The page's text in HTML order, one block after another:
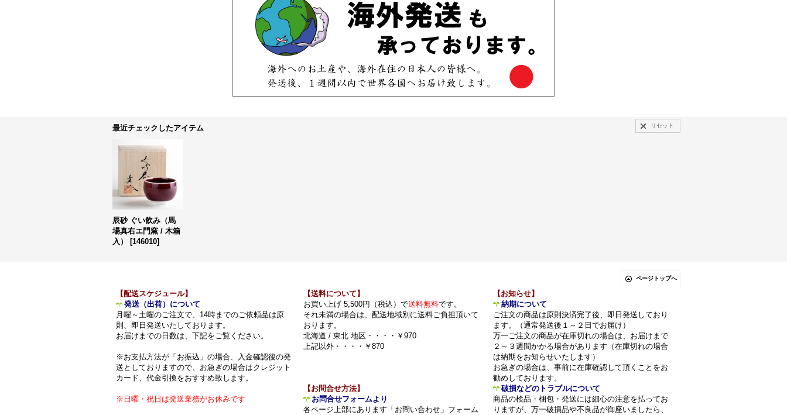
最近チェックしたアイテム リセット
辰砂 ぐい飲み（馬
場真右エ門窯 / 木箱
入）
[146010]
ページトップへ
【配送スケジュール】
発送（出荷）について
月曜～土曜のご注文で、14時までのご依頼品は原
則、即日発送いたしております。
お届けまでの日数は、下記をご覧ください。
※お支払方法が「お振込」の場合、入金確認後の発
送としておりますので、お急ぎの場合はクレジット
カード、代金引換をおすすめ致します。
※日曜・祝日は発送業務がお休みです
【送料について】
お買い上げ 5,500円（税込）で送料無料です。
それ未満の場合は、配送地域別に送料ご負担頂いて
おります。
北海道 / 東北 地区・・・・￥970
上記以外・・・・￥870
【お問合せ方法】
お問合せフォームより
各ページ上部にあります「お問い合わせ」フォーム
【お知らせ】
納期について
ご注文の商品は原則決済完了後、即日発送しており
ます。（通常発送後１～２日でお届け）
万一ご注文の商品が在庫切れの場合は、お届けまで
２～３週間かかる場合があります（在庫切れの場合
は納期をお知らせいたします）
お急ぎの場合は、事前に在庫確認して頂くことをお
勧めしております。
破損などのトラブルについて
商品の検品・梱包・発送には細心の注意を払ってお
りますが、万一破損品や不良品が御座いましたら、